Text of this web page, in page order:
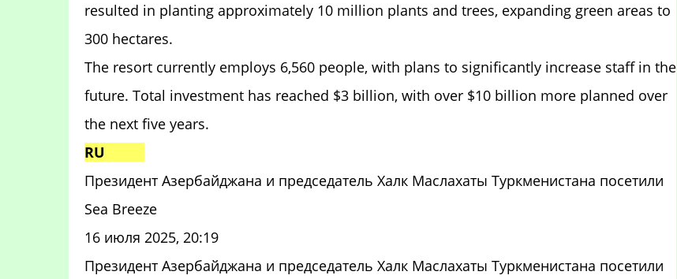
resulted in planting approximately 10 million plants and trees, expanding green areas to
300 hectares.
The resort currently employs 6,560 people, with plans to significantly increase staff in the
future. Total investment has reached $3 billion, with over $10 billion more planned over
the next five years.
RU
Президент Азербайджана и председатель Халк Маслахаты Туркменистана посетили
Sea Breeze
16 июля 2025, 20:19
Президент Азербайджана и председатель Халк Маслахаты Туркменистана посетили